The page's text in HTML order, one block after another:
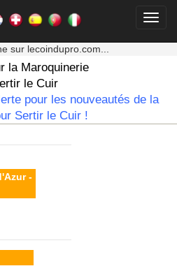
sur lecoindupro.com...
la Maroquinerie
le Cuir
pour les nouveautés de la
Sertir le Cuir !
-
-
-